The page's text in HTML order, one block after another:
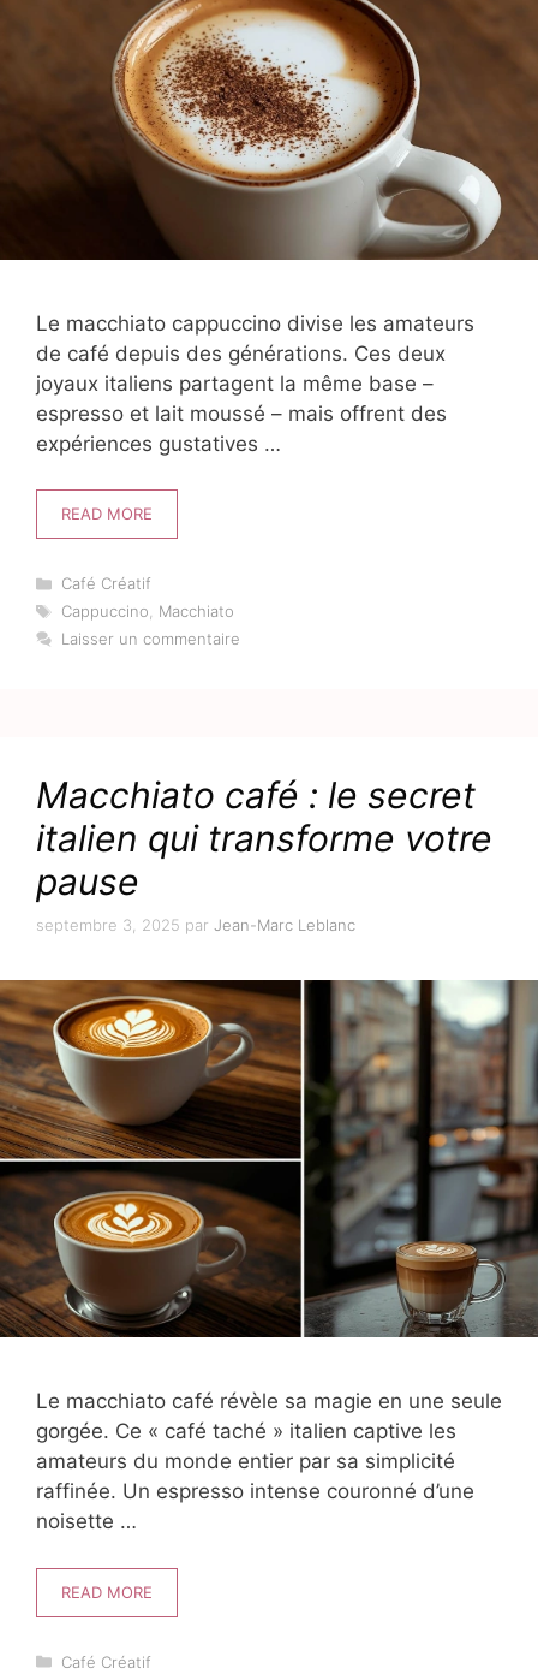
Le macchiato cappuccino divise les amateurs
de café depuis des générations. Ces deux
joyaux italiens partagent la même base –
espresso et lait moussé – mais offrent des
expériences gustatives …
READ MORE
Catégories
Café Créatif
Étiquettes
Cappuccino
Macchiato
Laisser un commentaire
Macchiato café : le secret
italien qui transforme votre
pause
septembre 3, 2025 par Jean-Marc Leblanc
Le macchiato café révèle sa magie en une seule
gorgée. Ce « café taché » italien captive les
amateurs du monde entier par sa simplicité
raffinée. Un espresso intense couronné d’une
noisette …
READ MORE
Catégories
Café Créatif